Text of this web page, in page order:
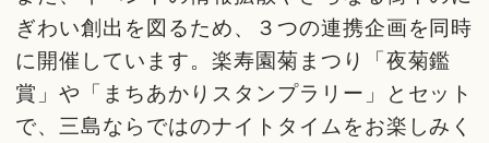
ぎわい創出を図るため、３つの連携企画を同時
に開催しています。楽寿園菊まつり「夜菊鑑
賞」や「まちあかりスタンプラリー」とセット
で、三島ならではのナイトタイムをお楽しみく